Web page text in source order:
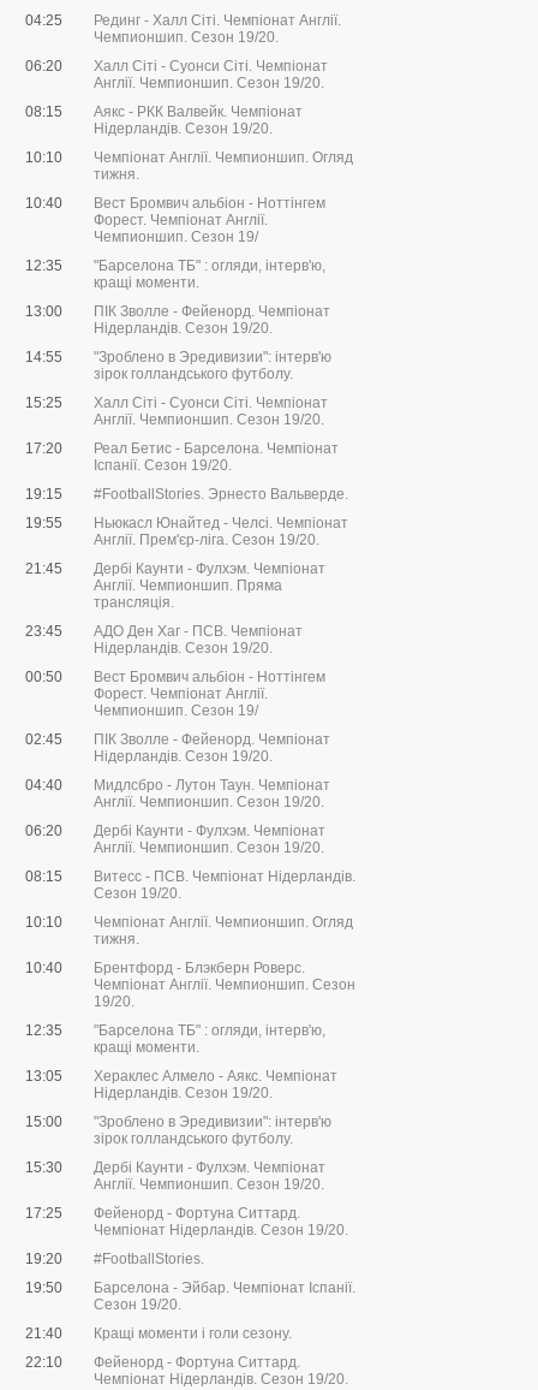
04:25
Рединг - Халл Сіті. Чемпіонат Англії.
Чемпионшип. Сезон 19/20.
06:20
Халл Сіті - Суонси Сіті. Чемпіонат
Англії. Чемпионшип. Сезон 19/20.
08:15
Аякс - РКК Валвейк. Чемпіонат
Нідерландів. Сезон 19/20.
10:10
Чемпіонат Англії. Чемпионшип. Огляд
тижня.
10:40
Вест Бромвич альбіон - Ноттінгем
Форест. Чемпіонат Англії.
Чемпионшип. Сезон 19/
12:35
"Барселона ТБ" : огляди, інтерв'ю,
кращі моменти.
13:00
ПІК Зволле - Фейенорд. Чемпіонат
Нідерландів. Сезон 19/20.
14:55
"Зроблено в Эредивизии": інтерв'ю
зірок голландського футболу.
15:25
Халл Сіті - Суонси Сіті. Чемпіонат
Англії. Чемпионшип. Сезон 19/20.
17:20
Реал Бетис - Барселона. Чемпіонат
Іспанії. Сезон 19/20.
19:15
#FootballStories. Эрнесто Вальверде.
19:55
Ньюкасл Юнайтед - Челсі. Чемпіонат
Англії. Прем'єр-ліга. Сезон 19/20.
21:45
Дербі Каунти - Фулхэм. Чемпіонат
Англії. Чемпионшип. Пряма
трансляція.
23:45
АДО Ден Хаг - ПСВ. Чемпіонат
Нідерландів. Сезон 19/20.
00:50
Вест Бромвич альбіон - Ноттінгем
Форест. Чемпіонат Англії.
Чемпионшип. Сезон 19/
02:45
ПІК Зволле - Фейенорд. Чемпіонат
Нідерландів. Сезон 19/20.
04:40
Мидлсбро - Лутон Таун. Чемпіонат
Англії. Чемпионшип. Сезон 19/20.
06:20
Дербі Каунти - Фулхэм. Чемпіонат
Англії. Чемпионшип. Сезон 19/20.
08:15
Витесс - ПСВ. Чемпіонат Нідерландів.
Сезон 19/20.
10:10
Чемпіонат Англії. Чемпионшип. Огляд
тижня.
10:40
Брентфорд - Блэкберн Роверс.
Чемпіонат Англії. Чемпионшип. Сезон
19/20.
12:35
"Барселона ТБ" : огляди, інтерв'ю,
кращі моменти.
13:05
Хераклес Алмело - Аякс. Чемпіонат
Нідерландів. Сезон 19/20.
15:00
"Зроблено в Эредивизии": інтерв'ю
зірок голландського футболу.
15:30
Дербі Каунти - Фулхэм. Чемпіонат
Англії. Чемпионшип. Сезон 19/20.
17:25
Фейенорд - Фортуна Ситтард.
Чемпіонат Нідерландів. Сезон 19/20.
19:20
#FootballStories.
19:50
Барселона - Эйбар. Чемпіонат Іспанії.
Сезон 19/20.
21:40
Кращі моменти і голи сезону.
22:10
Фейенорд - Фортуна Ситтард.
Чемпіонат Нідерландів. Сезон 19/20.